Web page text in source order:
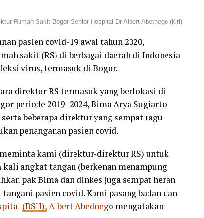
Rumah Sakit Bogor Senior Hospital Dr Albert Abetnego (kiri)
pasien covid-19 awal tahun 2020,
sakit (RS) di berbagai daerah di Indonesia
virus, termasuk di Bogor.
direktur RS termasuk yang berlokasi di
periode 2019 -2024, Bima Arya Sugiarto
beberapa direktur yang sempat ragu
penanganan pasien covid.
kami (direktur-direktur RS) untuk
kali angkat tangan (berkenan menampung
pak Bima dan dinkes juga sempat heran
pasien covid. Kami pasang badan dan
(BSH),Albert Abednego mengatakan